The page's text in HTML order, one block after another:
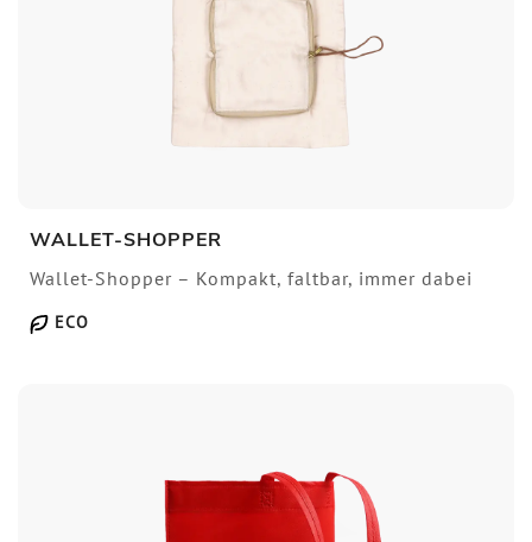
WALLET-SHOPPER
Wallet-Shopper – Kompakt, faltbar, immer dabei
ECO